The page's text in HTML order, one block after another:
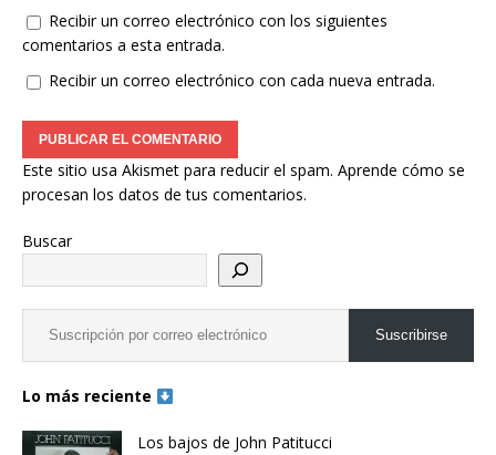
Recibir un correo electrónico con los siguientes
comentarios a esta entrada.
Recibir un correo electrónico con cada nueva entrada.
Este sitio usa Akismet para reducir el spam. Aprende cómo se
procesan los datos de tus comentarios.
Buscar
Suscribirse
Lo más reciente
Los bajos de John Patitucci